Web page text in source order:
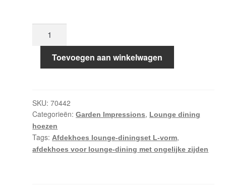
€ 89,95.€ 69,95.
diningset
+
tafelhoes
ventilatie
aantal
Toevoegen aan winkelwagen
SKU:70442
Categorieën:Garden Impressions, Lounge dining
hoezen
Tags: Afdekhoes lounge-diningset L-vorm,
afdekhoes voor lounge-dining met ongelijke zijden